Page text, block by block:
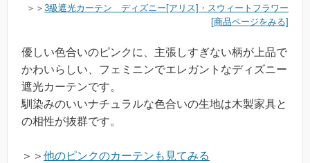
＞＞ 3級遮光カーテン ディズニー[アリス]・スウィートフラワー
[商品ページをみる]
優しい色合いのピンクに、主張しすぎない柄が上品で
かわいらしい、フェミニンでエレガントなディズニー
遮光カーテンです。
馴染みのいいナチュラルな色合いの生地は木製家具と
の相性が抜群です。
＞＞ 他のピンクのカーテンも見てみる